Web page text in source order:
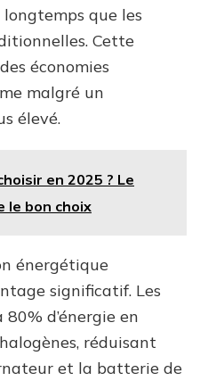
que les
Cette
économies
malgré un
élevé.
en 2025 ? Le
le bon choix
énergétique
significatif. Les
80% d’énergie en
réduisant
et la batterie de